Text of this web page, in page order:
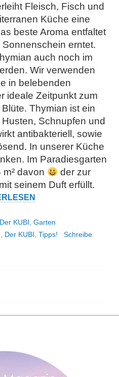
Fleisch, Fisch und
Küche eine
beste Aroma entfaltet
erntet.
auch noch im
Wir verwenden
in belebenden
ideale Zeitpunkt zum
Thymian ist ein
Schnupfen und
antibakteriell, sowie
In unserer Küche
Im Paradiesgarten
davon
der zur
seinem Duft erfüllt.
Der KUBI, Garten
, Der KUBI, Tipps!
Schreibe